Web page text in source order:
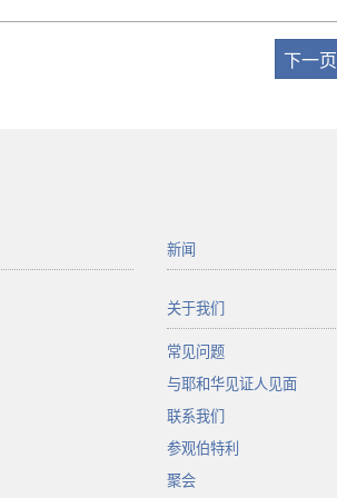
下一页
新闻
关于我们
常见问题
与耶和华见证人见面
联系我们
参观伯特利
聚会